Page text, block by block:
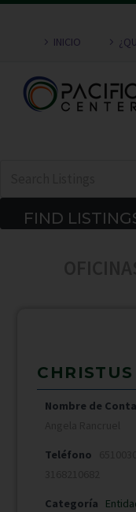
INICIO
Nombre de
Teléfono
Categoría